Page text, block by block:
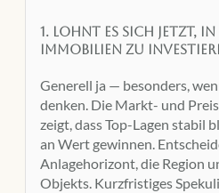
1. Lohnt es sich jetzt,
Immobilien zu
Generell ja — besonders,
denken. Die Markt- und
zeigt, dass Top-Lagen stabil
an Wert gewinnen.
Anlagehorizont, die Region
Objekts. Kurzfristiges